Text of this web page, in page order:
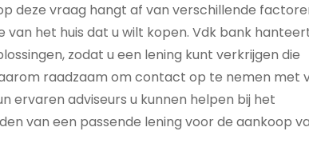
deze vraag hangt af van verschillende
van het huis dat u wilt kopen. Vdk bank
zodat u een lening kunt verkrijgen die
raadzaam om contact op te nemen met
ervaren adviseurs u kunnen helpen bij het
van een passende lening voor de aankoop